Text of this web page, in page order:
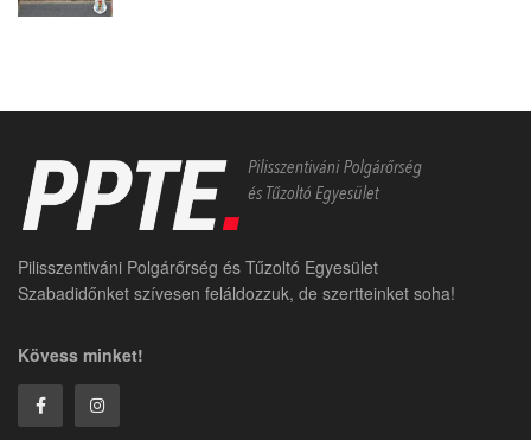
Pilisszentiváni Polgárőrség és Tűzoltó Egyesület
Szabadidőnket szívesen feláldozzuk, de szertteinket soha!
Kövess minket!